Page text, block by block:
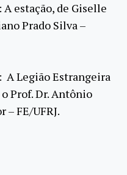
A estação, de Giselle
Prado Silva –
A Legião Estrangeira
Prof. Dr. Antônio
– FE/UFRJ.